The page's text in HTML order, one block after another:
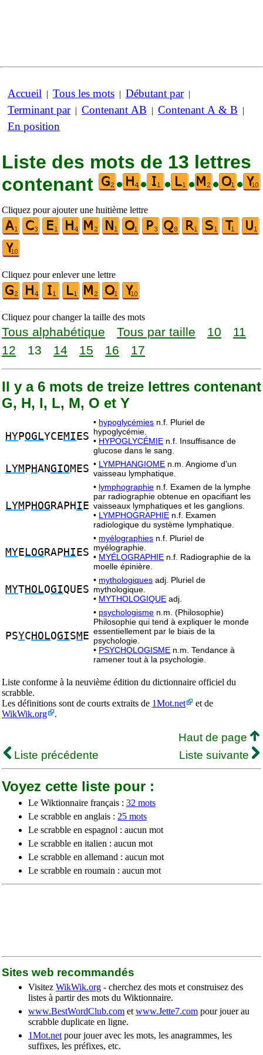
Accueil | Tous les mots | Débutant par|
Terminant par| Contenant AB | Contenant A & B |
En position
Liste des mots de 13 lettres
contenant
• • • • • •
Cliquez pour ajouter une huitième lettre
Cliquez pour enlever une lettre
Cliquez pour changer la taille des mots
Tous alphabétique Tous par taille 10
11
12
13 14 15 16 17
Il y a 6 mots de treize lettres contenant
G, H, I, L, M, O et Y
HYPOGLYCEMI ES
• hypoglycémies n.f. Pluriel de
hypoglycémie.
• HYPOGLYCÉMIE n.f. Insuffisance de
glucose dans le sang.
LYM P HANGIOMES • LYMPHANGIOME n.m. Angiome d’un
vaisseau lymphatique.
LYM P HOG RAPH I E
• lymphographie n.f. Examen de la lymphe
par radiographie obtenue en opacifiant les
vaisseaux lymphatiques et les ganglions.
• LYMPHOGRAPHIE n.f. Examen
radiologique du système lymphatique.
MYE LOG RAP HI ES
• myélographies n.f. Pluriel de
myélographie.
• MYÉLOGRAPHIE n.f. Radiographie de la
moelle épinière.
MYTHOLOGIQUES
• mythologiques adj. Pluriel de
mythologique.
• MYTHOLOGIQUE adj.
PSYC HOLOGISM E
• psychologisme n.m. (Philosophie)
Philosophie qui tend à expliquer le monde
essentiellement par le biais de la
psychologie.
• PSYCHOLOGISME n.m. Tendance à
ramener tout à la psychologie.
Liste conforme à la neuvième édition du dictionnaire officiel du
scrabble.
Les définitions sont de courts extraits de 1Mot.net
et de
WikWik.org
.
Haut de page
Liste précédente
Liste suivante
Voyez cette liste pour :
Le Wiktionnaire français : 32 mots
Le scrabble en anglais : 25 mots
Le scrabble en espagnol : aucun mot
Le scrabble en italien : aucun mot
Le scrabble en allemand : aucun mot
Le scrabble en roumain : aucun mot
Sites web recommandés
Visitez WikWik.org - cherchez des mots et construisez des
listes à partir des mots du Wiktionnaire.
www.BestWordClub.com et www.Jette7.com pour jouer au
scrabble duplicate en ligne.
1Mot.net pour jouer avec les mots, les anagrammes, les
suffixes, les préfixes, etc.